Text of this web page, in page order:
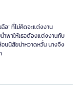
ฉือ’ ที่ไม่คิดจะแต่งงาน
ำพาให้เธอต้องแต่งงานกับ
นนิสัยน่าหวาดหวั่น นางจึง